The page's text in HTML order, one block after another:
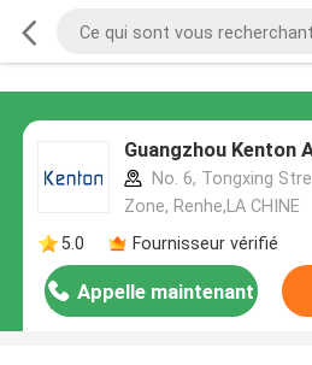
Guangzhou Kenton
No. 6, Tongxing
Zone, Renhe,LA CHINE
5.0
Fournisseur vérifié
Appelle maintenant